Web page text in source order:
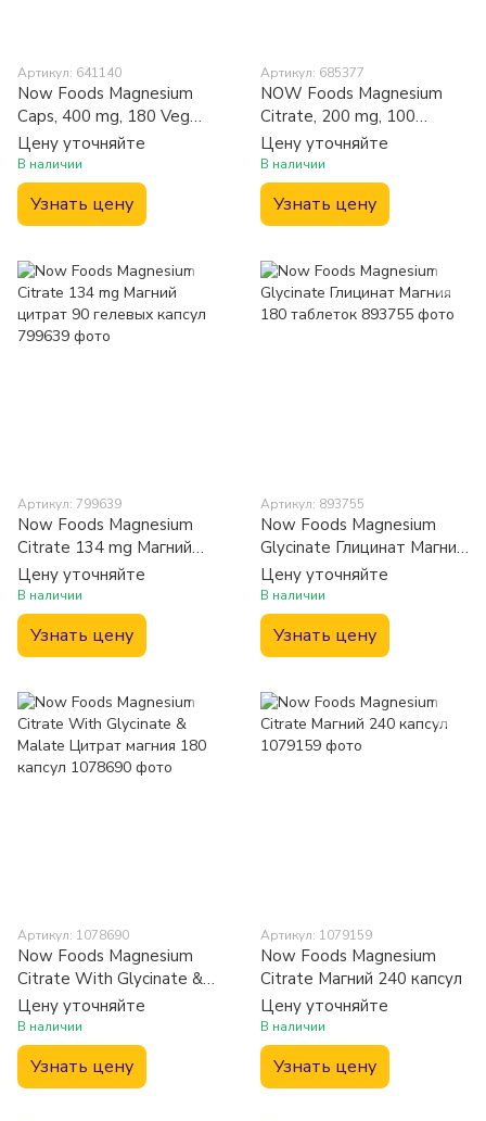
Артикул: 641140
Now Foods Magnesium
Caps, 400 mg, 180 Veg
Capsules (NOW-01283)
Цену уточняйте
В наличии
Узнать цену
Артикул: 685377
NOW Foods Magnesium
Citrate, 200 mg, 100
Tablets
Цену уточняйте
В наличии
Узнать цену
Артикул: 799639
Now Foods Magnesium
Citrate 134 mg Магний
цитрат 90 гелевых капсул
Цену уточняйте
В наличии
Узнать цену
Артикул: 893755
Now Foods Magnesium
Glycinate Глицинат Магния
180 таблеток
Цену уточняйте
В наличии
Узнать цену
Артикул: 1078690
Now Foods Magnesium
Citrate With Glycinate &
Malate Цитрат магния 180
капсул
Цену уточняйте
В наличии
Узнать цену
Артикул: 1079159
Now Foods Magnesium
Citrate Магний 240 капсул
Цену уточняйте
В наличии
Узнать цену